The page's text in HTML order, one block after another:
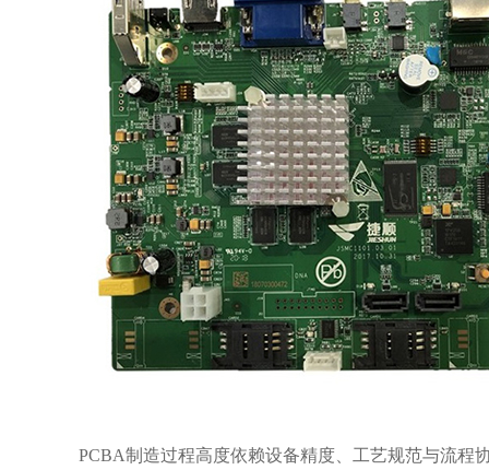
PCBA制造过程高度依赖设备精度、工艺规范与流程